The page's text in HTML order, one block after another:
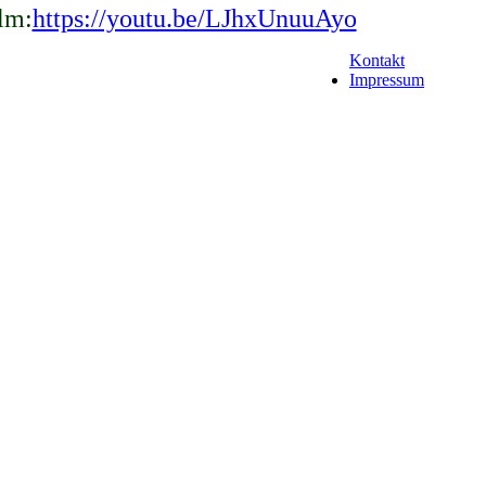
https://youtu.be/LJhxUnuuAyo
Kontakt
Impressum